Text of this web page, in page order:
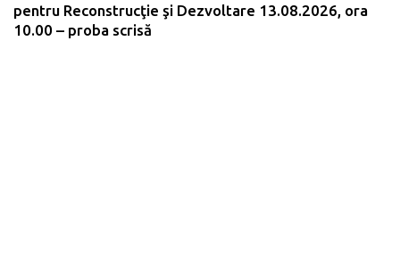
pentru Reconstrucţie şi Dezvoltare 13.08.2026, ora
10.00 – proba scrisă